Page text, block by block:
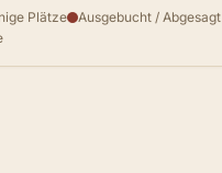
Plätze
Ausgebucht / Abgesagt